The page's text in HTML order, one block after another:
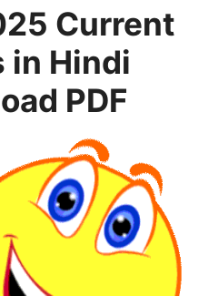
Current
in Hindi
PDF